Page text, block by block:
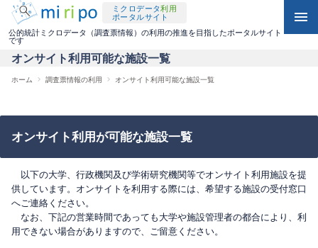
イ
ミクロデータ利用
ポータルサイト
公的統計ミクロデータ（調査票情報）の利用の推進を目指したポータルサイト
です
menu
利用可能な統計調査一覧（オンサイト）
利用申出の手続
オンサイト施設一覧
外部データの持込
分析結果の持出
利用終了時の手続
リモートアクセス利用 keyboard_arrow_down
利用可能な統計調査一覧（媒体・リモートアクセス）
外部データの持込
利用終了時の手続
記載事項変更の手続
電磁的記録媒体による提供
利用申出の手続
利用終了時の手続
記載事項変更の手続
2020年エディション
2025年エディション
検
索
オンサイト利用可能な施設一覧
パ
ず
ホーム 調査票情報の利用 オンサイト利用可能な施設一覧
オンサイト利用が可能な施設一覧
以下の大学、行政機関及び学術研究機関等でオンサイト利用施設を提
供しています。オンサイトを利用する際には、希望する施設の受付窓口
へご連絡ください。
なお、下記の営業時間であっても大学や施設管理者の都合により、利
用できない場合がありますので、ご留意ください。